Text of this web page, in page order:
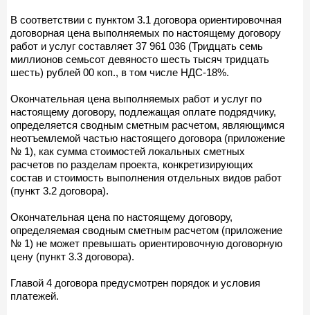
В соответствии с пунктом 3.1 договора ориентировочная
договорная цена выполняемых по настоящему договору
работ и услуг составляет 37 961 036 (Тридцать семь
миллионов семьсот девяносто шесть тысяч тридцать
шесть) рублей 00 коп., в том числе НДС-18%.
Окончательная цена выполняемых работ и услуг по
настоящему договору, подлежащая оплате подрядчику,
определяется сводным сметным расчетом, являющимся
неотъемлемой частью настоящего договора (приложение
№ 1), как сумма стоимостей локальных сметных
расчетов по разделам проекта, конкретизирующих
состав и стоимость выполнения отдельных видов работ
(пункт 3.2 договора).
Окончательная цена по настоящему договору,
определяемая сводным сметным расчетом (приложение
№ 1) не может превышать ориентировочную договорную
цену (пункт 3.3 договора).
Главой 4 договора предусмотрен порядок и условия
платежей.